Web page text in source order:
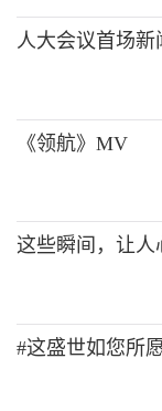
人大会议首场新
《领航》MV
这些瞬间，让人
#这盛世如您所